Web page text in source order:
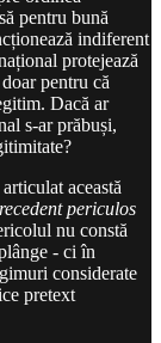
pentru bună
indiferent
protejează
pentru că
Dacă ar
s-ar prăbuși,
această
periculos
nu constă
- ci în
considerate
pretext